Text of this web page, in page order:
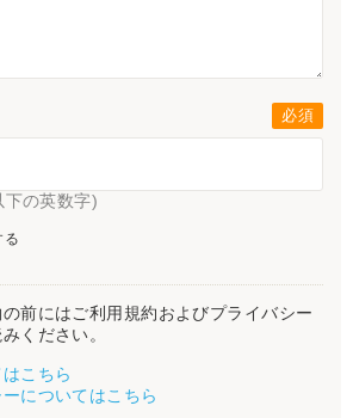
の英数字)
る
前にはご利用規約およびプライバシー
ください。
こちら
についてはこちら